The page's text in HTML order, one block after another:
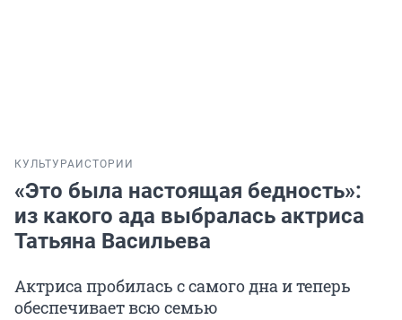
КУЛЬТУРА ИСТОРИИ
«Это была настоящая бедность»:
из какого ада выбралась актриса
Татьяна Васильева
Актриса пробилась с самого дна и теперь
обеспечивает всю семью